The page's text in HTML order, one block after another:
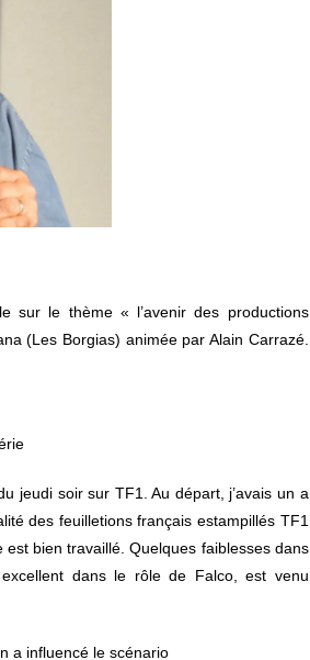
sur le thème « l’avenir des productions
(Les Borgias) animée par Alain Carrazé.
jeudi soir sur TF1. Au départ, j’avais un a
des feuilletions français estampillés TF1
bien travaillé. Quelques faiblesses dans
dans le rôle de Falco, est venu
a influencé le scénario